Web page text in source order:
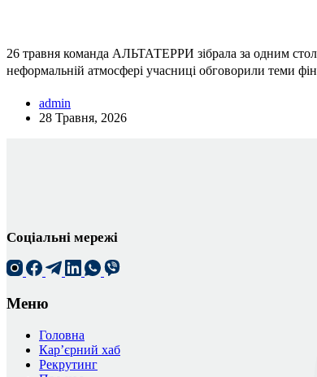
26 травня команда АЛЬТАТЕРРИ зібрала за одним
неформальній атмосфері учасниці обговорили теми
admin
28 Травня, 2026
Соціальні мережі
Меню
Головна
Кар’єрний хаб
Рекрутинг